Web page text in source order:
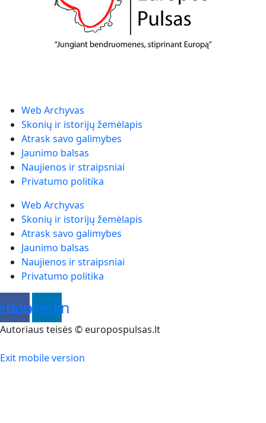
Web Archyvas
Skonių ir istorijų žemėlapis
Atrask savo galimybes
Jaunimo balsas
Naujienos ir straipsniai
Privatumo politika
Web Archyvas
Skonių ir istorijų žemėlapis
Atrask savo galimybes
Jaunimo balsas
Naujienos ir straipsniai
Privatumo politika
Linkedin
Autoriaus teisės © europospulsas.lt
Exit mobile version